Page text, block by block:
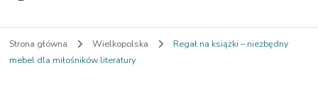
Strona główna Wielkopolska
Regał na książki – niezbędny
mebel dla miłośników literatury